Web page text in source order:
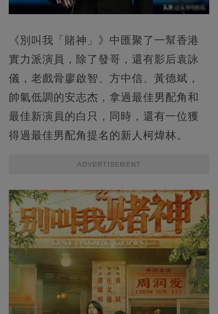
《別叫我「賭神」》中匯聚了一幫香港
實力派演員，除了發哥，還有影后袁詠
儀，老戲骨廖啟智、方中信、黃德斌，
帥氣低調的安志杰，拿過最佳男配角和
最佳新演員的白只，同時，還有一位獲
得過最佳男配角提名的新人柯煒林。
ADVERTISEMENT